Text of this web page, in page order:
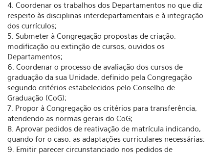
4. Coordenar os trabalhos dos Departamentos no que diz
respeito às disciplinas interdepartamentais e à integração
dos currículos;
5. Submeter à Congregação propostas de criação,
modificação ou extinção de cursos, ouvidos os
Departamentos;
6. Coordenar o processo de avaliação dos cursos de
graduação da sua Unidade, definido pela Congregação
segundo critérios estabelecidos pelo Conselho de
Graduação (CoG);
7. Propor à Congregação os critérios para transferência,
atendendo as normas gerais do CoG;
8. Aprovar pedidos de reativação de matrícula indicando,
quando for o caso, as adaptações curriculares necessárias;
9. Emitir parecer circunstanciado nos pedidos de